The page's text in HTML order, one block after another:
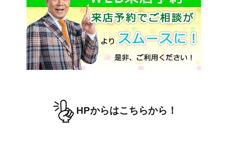
HPからはこちらから！